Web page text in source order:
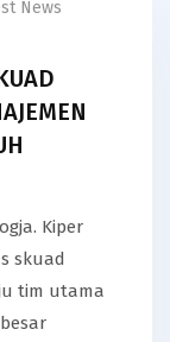
News
Kiper
skuad
tim utama